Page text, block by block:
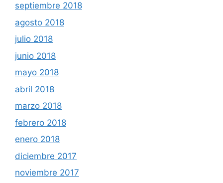
septiembre 2018
agosto 2018
julio 2018
junio 2018
mayo 2018
abril 2018
marzo 2018
febrero 2018
enero 2018
diciembre 2017
noviembre 2017